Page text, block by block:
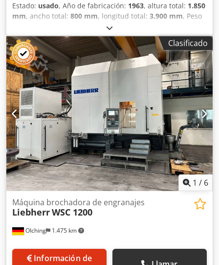
Estado: usado, Año de fabricación: 1963, altura total: 1.850
mm, ancho total: 800 mm, longitud total: 3.900 mm, Peso
en vacío: 3.000 kg Precio: A consultar Crodpfx Asy Auy
Roifof Carrera: 1500 mm Capacidad: 10 t - Año de
fabricación: 1963 - Documentación disponible: Sí -
Certificado CE disponible: No - Control: Convencional -
Potencia [kW]: 7,5 - Dimensiones de transporte: 3900 mm x
800 mm x 1850 mm (largo x ancho x alto) - Peso de
transporte [kg]: 3000 kg - Paquetes de transporte [uds.]: 2
Información financiera IVA: El precio indicado no incluye el
IVA IVA/regulación diferencial: IVA deducible para
empresas Entrega y recompra posibles en todo momento
para cualquier equipo del sector industrial Lukas van
Rossum
Clasificado
1 / 6
OIching 1.475 km
Máquina brochadora de engranajes
LiebherrWSC 1200
Información de